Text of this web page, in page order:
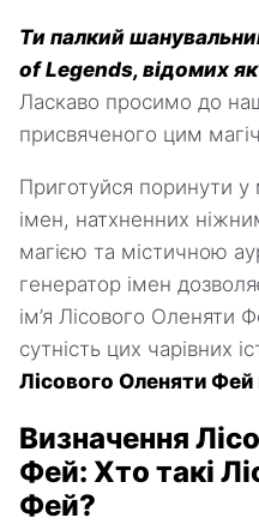
Ти палкий
of Legends, відомих
Ласкаво просимо до
присвяченого цим
Приготуйся поринути у
імен, натхненних
магією та містичною
генератор імен
ім’я Лісового Оленяти
сутність цих чарівних
Лісового Оленяти Фей
Визначення
Фей: Хто такі
Фей?